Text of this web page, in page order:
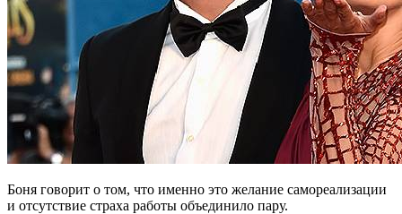
Боня говорит о том, что именно это желание самореализации
и отсутствие страха работы объединило пару.